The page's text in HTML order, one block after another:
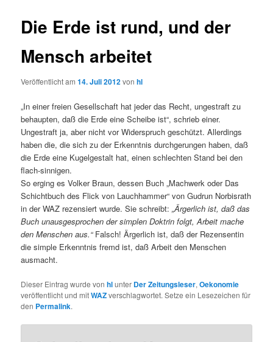
Die Erde ist rund, und der
Mensch arbeitet
Veröffentlicht am14. Juli 2012vonhl
„In einer freien Gesellschaft hat jeder das Recht, ungestraft zu
behaupten, daß die Erde eine Scheibe ist“, schrieb einer.
Ungestraft ja, aber nicht vor Widerspruch geschützt. Allerdings
haben die, die sich zu der Erkenntnis durchgerungen haben, daß
die Erde eine Kugelgestalt hat, einen schlechten Stand bei den
flach-sinnigen.
So erging es Volker Braun, dessen Buch „Machwerk oder Das
Schichtbuch des Flick von Lauchhammer“ von Gudrun Norbisrath
in der WAZ rezensiert wurde. Sie schreibt:„Ärgerlich ist, daß das
Buch unausgesprochen der simplen Doktrin folgt, Arbeit mache
den Menschen aus.“Falsch! Ärgerlich ist, daß der Rezensentin
die simple Erkenntnis fremd ist, daß Arbeit den Menschen
ausmacht.
Dieser Eintrag wurde vonhlunter Der Zeitungsleser,Oekonomie
veröffentlicht und mitWAZverschlagwortet. Setze ein Lesezeichen für
den Permalink.